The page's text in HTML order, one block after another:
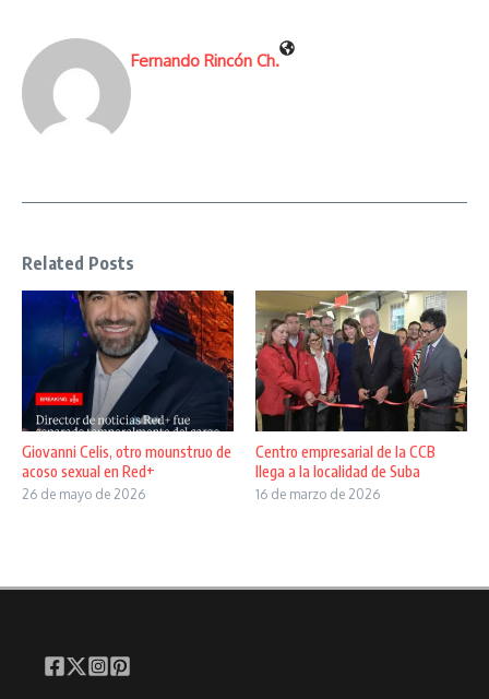
Fernando Rincón Ch.
Related Posts
Giovanni Celis, otro mounstruo de
acoso sexual en Red+
26 de mayo de 2026
Centro empresarial de la CCB
llega a la localidad de Suba
16 de marzo de 2026